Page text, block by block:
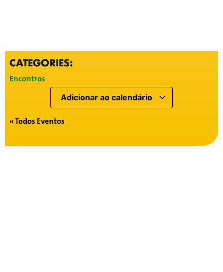
CATEGORIES:
Encontros
Adicionar ao calendário
« Todos Eventos